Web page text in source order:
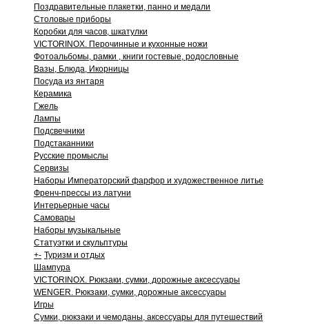
Поздравительные плакетки, панно и медали
Столовые приборы
Коробки для часов, шкатулки
VICTORINOX. Перочинные и кухонные ножи
Фотоальбомы, рамки , книги гостевые, родословные
Вазы, Блюда, Икорницы
Посуда из янтаря
Керамика
Гжель
Лампы
Подсвечники
Подстаканники
Русские промыслы
Сервизы
Наборы Императорский фарфор и художественное литье
Френч-прессы из латуни
Интерьерные часы
Самовары
Наборы музыкальные
Статуэтки и скульптуры
+- Туризм и отдых
Шампура
VICTORINOX. Рюкзаки, сумки, дорожные аксессуары
WENGER. Рюкзаки, сумки, дорожные аксессуары
Игры
Сумки, рюкзаки и чемоданы, аксессуары для путешествий